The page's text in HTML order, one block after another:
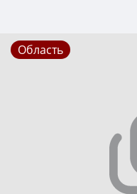
Область